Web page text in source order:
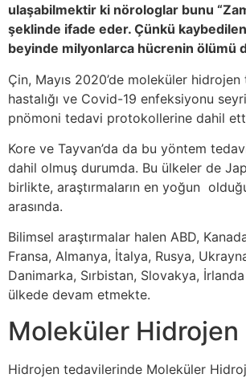
ulaşabilmektir ki nörologlar bunu
şeklinde ifade eder. Çünkü
beyinde milyonlarca hücrenin ölümü
Çin, Mayıs 2020’de moleküler hidrojen
hastalığı ve Covid-19 enfeksiyonu
pnömoni tedavi protokollerine dahil
Kore ve Tayvan’da da bu yöntem
dahil olmuş durumda. Bu ülkeler de
birlikte, araştırmaların en yoğun
arasında.
Bilimsel araştırmalar halen ABD,
Fransa, Almanya, İtalya, Rusya,
Danimarka, Sırbistan, Slovakya,
ülkede devam etmekte.
Moleküler Hidrojen
Hidrojen tedavilerinde Moleküler